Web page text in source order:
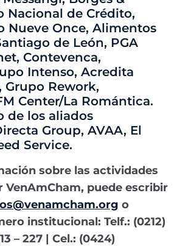
Nacional de Crédito,
Nueve Once, Alimentos
de León, PGA
Contevenca,
Intenso, Acredita
Grupo Rework,
Center/La Romántica.
de los aliados
Group, AVAA, El
Service.
sobre las actividades
VenAmCham, puede escribir
o
institucional: Telf.: (0212)
– 227 | Cel.: (0424)